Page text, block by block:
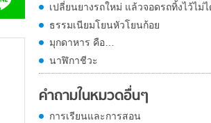
เปลี่ยนยางรถใหม่ แล้วจอดรถทิ้งไว้ไม่
ธรรมเนียมโยนหัวโยนก้อย
มุกดาหาร คือ…
นาฬิกาชีวะ
คำถามในหมวดอื่นๆ
การเรียนและการสอน